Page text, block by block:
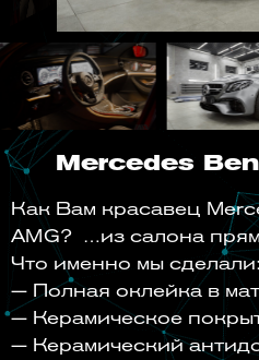
Mercedes
Как Вам красавец
AMG? …из салона
Что именно мы сделали:
— Полная оклейка в
— Керамическое
— Керамический